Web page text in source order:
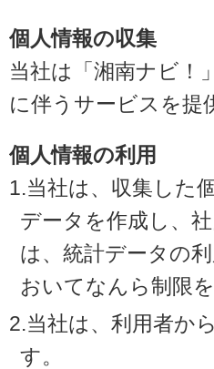
個人情報の収集
当社は「湘南ナビ！
に伴うサービスを提
個人情報の利用
1.当社は、収集した
データを作成し、
は、統計データの
おいてなんら制限
2.当社は、利用者か
す。